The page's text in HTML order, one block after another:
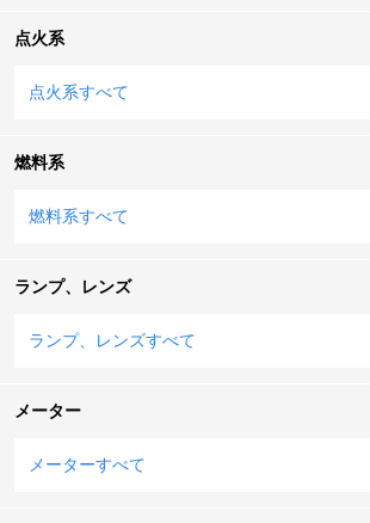
点火系
点火系すべて
燃料系
燃料系すべて
ランプ、レンズ
ランプ、レンズすべて
メーター
メーターすべて